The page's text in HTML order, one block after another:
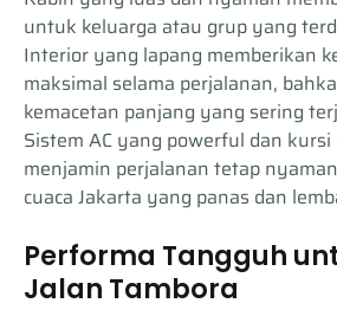
untuk keluarga atau grup yang
Interior yang lapang memberikan
maksimal selama perjalanan,
kemacetan panjang yang sering
Sistem AC yang powerful dan
menjamin perjalanan tetap
cuaca Jakarta yang panas dan
Performa Tangguh
Jalan Tambora